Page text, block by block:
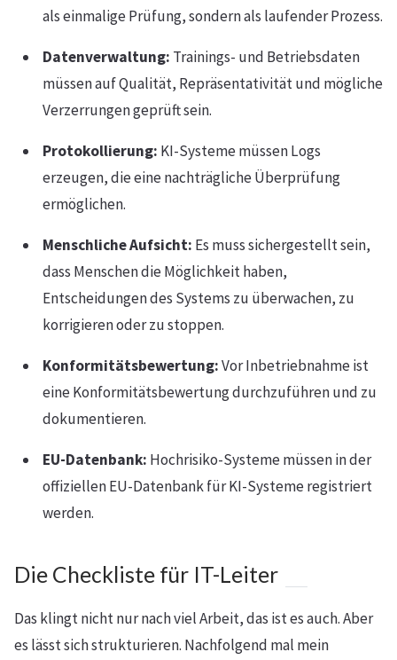
als einmalige Prüfung, sondern als laufender Prozess.
Datenverwaltung: Trainings- und Betriebsdaten
müssen auf Qualität, Repräsentativität und mögliche
Verzerrungen geprüft sein.
Protokollierung: KI-Systeme müssen Logs
erzeugen, die eine nachträgliche Überprüfung
ermöglichen.
Menschliche Aufsicht: Es muss sichergestellt sein,
dass Menschen die Möglichkeit haben,
Entscheidungen des Systems zu überwachen, zu
korrigieren oder zu stoppen.
Konformitätsbewertung:Vor Inbetriebnahme ist
eine Konformitätsbewertung durchzuführen und zu
dokumentieren.
EU-Datenbank: Hochrisiko-Systeme müssen in der
offiziellen EU-Datenbank für KI-Systeme registriert
werden.
Die Checkliste für IT-Leiter
Das klingt nicht nur nach viel Arbeit, das ist es auch. Aber
es lässt sich strukturieren. Nachfolgend mal mein